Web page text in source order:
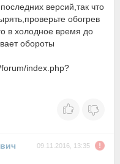
версий,так что
обогрев
в холодное время до
обороты
index.php?
09.11.2016, 13:35